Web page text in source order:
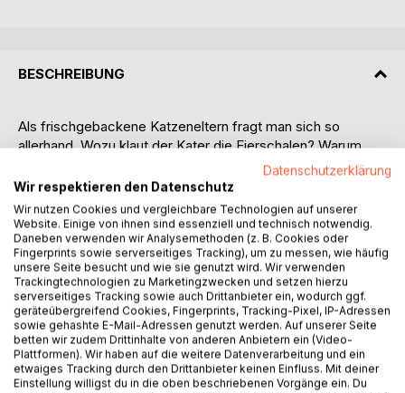
BESCHREIBUNG
Als frischgebackene Katzeneltern fragt man sich so
allerhand. Wozu klaut der Kater die Eierschalen? Warum
schubst er so gern Dinge vom Tisch? Wer hat den Streit
zwischen ihm und der Küchenrolle eigentlich angefangen?
Und wie kommt seine Katzenmama eigentlich auf den
Kleiderschrank?
Katzen, das wurde der Autorin und Neu-Dosenöffnerin
Sandra Elgaß im Zusammenleben mit der scheuen Emily
und ihrem forschen Sohn Gobbolino schnell klar, kann man
eigentlich gar nicht wirklich voll umfänglich verstehen. Doch
solange Katzen nicht unsere Sprache sprechen und wir ihre
jedenfalls nicht akzentfrei, bleibt die fahrlässige
Interpretation das Mittel der Wahl in der Mensch-Katze-
Kommunikation. Und was dabei rauskommt, wenn man
Datenschutzerklärung
Wir respektieren den Datenschutz
Wir nutzen Cookies und vergleichbare Technologien auf unserer
Website. Einige von ihnen sind essenziell und technisch notwendig.
Daneben verwenden wir Analysemethoden (z. B. Cookies oder
Fingerprints sowie serverseitiges Tracking), um zu messen, wie häufig
unsere Seite besucht und wie sie genutzt wird. Wir verwenden
Trackingtechnologien zu Marketingzwecken und setzen hierzu
serverseitiges Tracking sowie auch Drittanbieter ein, wodurch ggf.
geräteübergreifend Cookies, Fingerprints, Tracking-Pixel, IP-Adressen
sowie gehashte E-Mail-Adressen genutzt werden. Auf unserer Seite
betten wir zudem Drittinhalte von anderen Anbietern ein (Video-
Plattformen). Wir haben auf die weitere Datenverarbeitung und ein
etwaiges Tracking durch den Drittanbieter keinen Einfluss. Mit deiner
Einstellung willigst du in die oben beschriebenen Vorgänge ein. Du